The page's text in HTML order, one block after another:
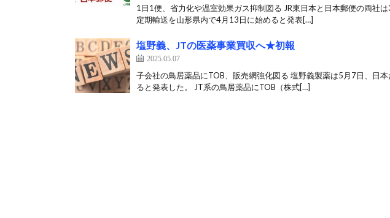
1日1便、省力化や温室効果ガス抑制図る JR東日本と日本郵便の両社
定期輸送を山形県内で4月13日に始めると発表[…]
塩野義、JTの医薬事業買収へ★初報
2025.05.07
子会社の鳥居薬品にTOB、販売網強化図る 塩野義製薬は5月7日、日
ると発表した。 JT系の鳥居薬品にTOB（株式[…]